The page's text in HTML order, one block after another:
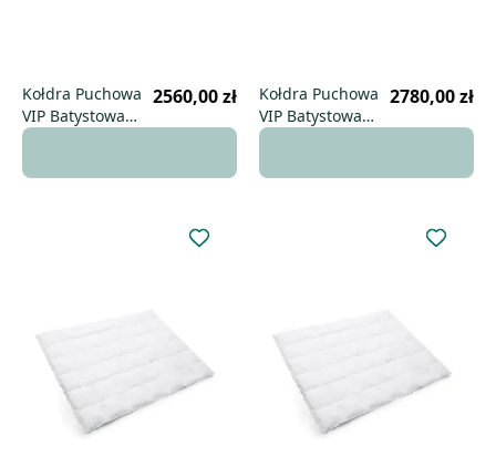
Kołdra Puchowa
VIP Batystowa
200x200 zimowa
2560,00 zł
Kołdra Puchowa
VIP Batystowa
200x220 zimowa
2780,00 zł